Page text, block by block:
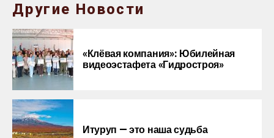
Другие Новости
«Клёвая компания»: Юбилейная
видеоэстафета «Гидростроя»
Итуруп — это наша судьба